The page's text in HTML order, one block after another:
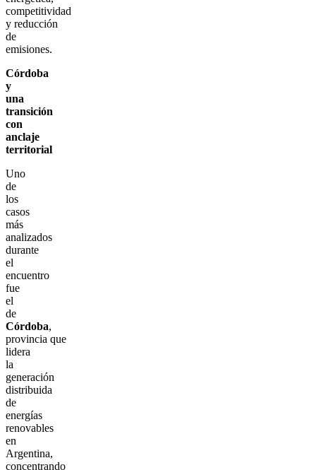
competitividad
y reducción
de
emisiones.
Córdoba
y
una
transición
con
anclaje
territorial
Uno
de
los
casos
más
analizados
durante
el
encuentro
fue
el
de
Córdoba,
provincia que
lidera
la
generación
distribuida
de
energías
renovables
en
Argentina,
concentrando